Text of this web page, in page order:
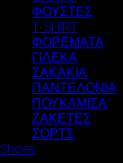
ΦΟΥΣΤΕΣ
T-SHIRT
ΦΟΡΕΜΑΤΑ
ΓΙΛΕΚΑ
ΣΑΚΑΚΙΑ
ΠΑΝΤΕΛΟΝΙΑ
ΠΟΥΚΑΜΙΣΑ
ΖΑΚΕΤΕΣ
ΣΟΡΤΣ
Shoes